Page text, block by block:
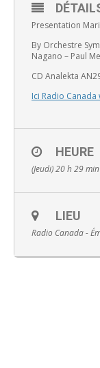
English
Presentation
By Orchestre
Nagano – Paul
CD Analekta
Ici Radio Canada
HEURE
(Jeudi) 20 h 29 min
LIEU
Radio Canada -